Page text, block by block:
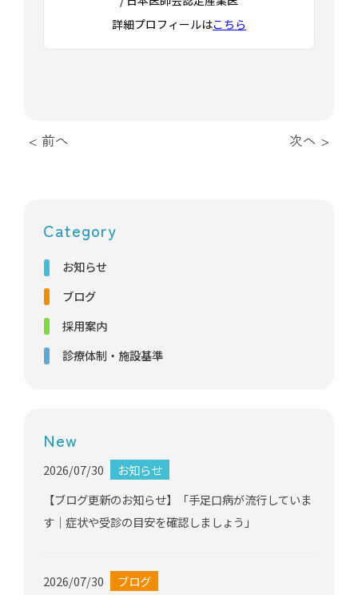
詳細プロフィールはこちら
< 前へ 次へ >
Category
お知らせ
ブログ
採用案内
診療体制・施設基準
New
2026/07/30
お知らせ
【ブログ更新のお知らせ】「手足口病が流行していま
す｜症状や受診の目安を確認しましょう」
2026/07/30
ブログ